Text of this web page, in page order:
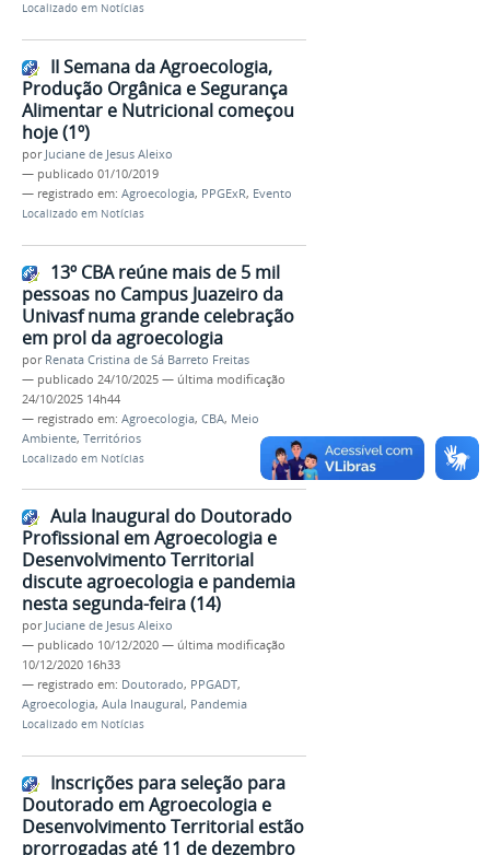
Localizado em Notícias
II Semana da Agroecologia,
Produção Orgânica e Segurança
Alimentar e Nutricional começou
hoje (1º)
por Juciane de Jesus Aleixo
— publicado 01/10/2019
— registrado em: Agroecologia, PPGExR, Evento
Localizado em Notícias
13º CBA reúne mais de 5 mil
pessoas no Campus Juazeiro da
Univasf numa grande celebração
em prol da agroecologia
por Renata Cristina de Sá Barreto Freitas
— publicado 24/10/2025 — última modificação
24/10/2025 14h44
— registrado em: Agroecologia, CBA, Meio
Ambiente, Territórios
Localizado em Notícias
Aula Inaugural do Doutorado
Profissional em Agroecologia e
Desenvolvimento Territorial
discute agroecologia e pandemia
nesta segunda-feira (14)
por Juciane de Jesus Aleixo
— publicado 10/12/2020 — última modificação
10/12/2020 16h33
— registrado em: Doutorado, PPGADT,
Agroecologia, Aula Inaugural, Pandemia
Localizado em Notícias
Inscrições para seleção para
Doutorado em Agroecologia e
Desenvolvimento Territorial estão
prorrogadas até 11 de dezembro